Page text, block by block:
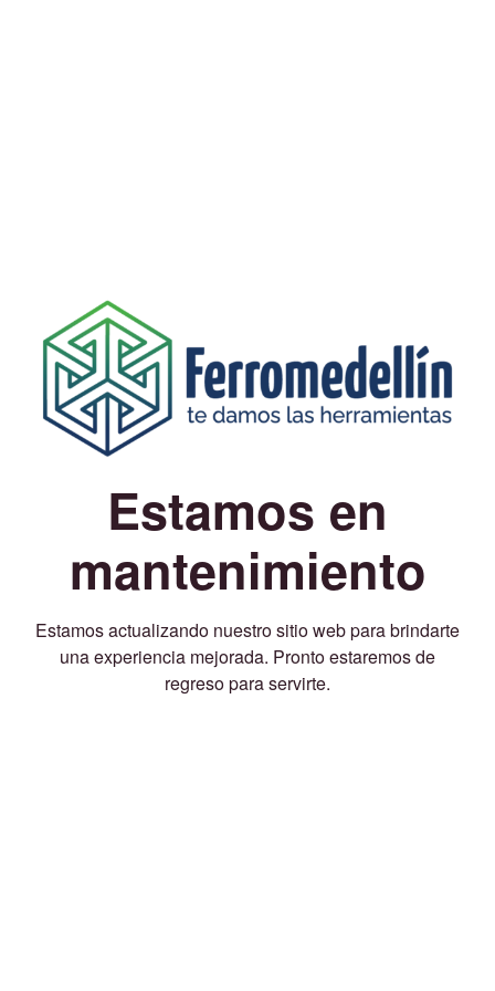
Estamos en
mantenimiento
Estamos actualizando nuestro sitio web para brindarte
una experiencia mejorada. Pronto estaremos de
regreso para servirte.